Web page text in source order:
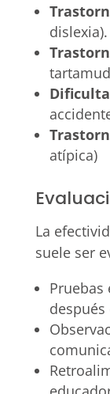
dislexia).
atípica)
La
suele ser
Pruebas